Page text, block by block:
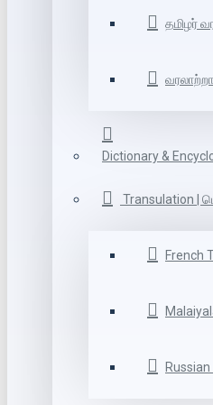
தமிழர்
Dictionary &
Transulation |
French